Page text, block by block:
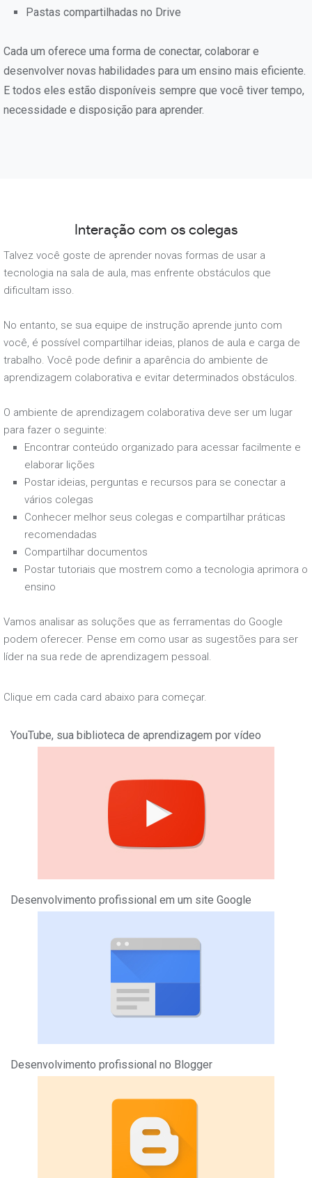
Pastas compartilhadas no Drive
Cada um oferece uma forma de conectar, colaborar e
desenvolver novas habilidades para um ensino mais eficiente.
E todos eles estão disponíveis sempre que você tiver tempo,
necessidade e disposição para aprender.
Interação com os colegas
Talvez você goste de aprender novas formas de usar a
tecnologia na sala de aula, mas enfrente obstáculos que
dificultam isso.
No entanto, se sua equipe de instrução aprende junto com
você, é possível compartilhar ideias, planos de aula e carga de
trabalho. Você pode definir a aparência do ambiente de
aprendizagem colaborativa e evitar determinados obstáculos.
O ambiente de aprendizagem colaborativa deve ser um lugar
para fazer o seguinte:
Encontrar conteúdo organizado para acessar facilmente e
elaborar lições
Postar ideias, perguntas e recursos para se conectar a
vários colegas
Conhecer melhor seus colegas e compartilhar práticas
recomendadas
Compartilhar documentos
Postar tutoriais que mostrem como a tecnologia aprimora o
ensino
Vamos analisar as soluções que as ferramentas do Google
podem oferecer. Pense em como usar as sugestões para ser
líder na sua rede de aprendizagem pessoal.
Clique em cada card abaixo para começar.
YouTube, sua biblioteca de aprendizagem por vídeo
Desenvolvimento profissional em um site Google
Desenvolvimento profissional no Blogger